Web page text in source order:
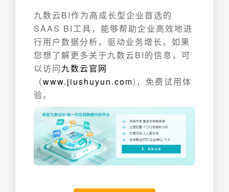
九数云BI作为高成长型企业首选的
SAAS BI工具，能够帮助企业高效地进
行用户数据分析，驱动业务增长。如果
您想了解更多关于九数云BI的信息，可
以访问九数云官网
（www.jiushuyun.com)，免费试用体
验。